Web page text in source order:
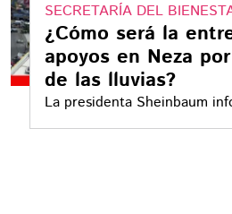
SECRETARÍA DEL
¿Cómo será la
apoyos en Neza
de las lluvias?
La presidenta Sheinbaum
están coordinando apoyos